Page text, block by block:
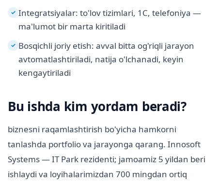
✓ Integratsiyalar: to'lov tizimlari, 1C, telefoniya —
ma'lumot bir marta kiritiladi
✓ Bosqichli joriy etish: avval bitta og'riqli jarayon
avtomatlashtiriladi, natija o'lchanadi, keyin
kengaytiriladi
Bu ishda kim yordam beradi?
biznesni raqamlashtirish bo'yicha hamkorni
tanlashda portfolio va jarayonga qarang. Innosoft
Systems — IT Park rezidenti; jamoamiz 5 yildan beri
ishlaydi va loyihalarimizdan 700 mingdan ortiq